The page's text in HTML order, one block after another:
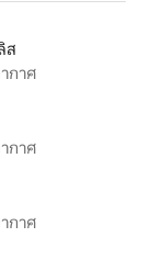
ส
กาศ
กาศ
กาศ